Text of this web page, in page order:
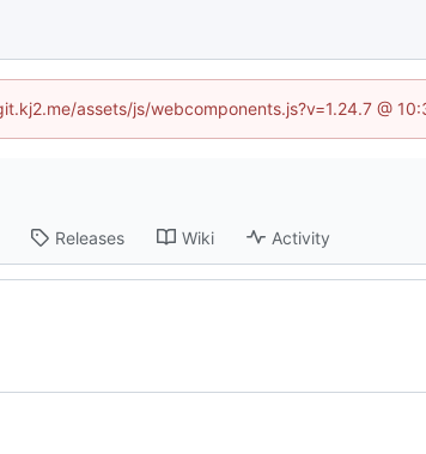
assets/js/webcomponents.js?v=1.24.7 @
Releases Wiki Activity